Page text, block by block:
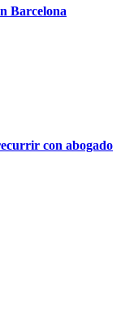
Barcelona
con abogado